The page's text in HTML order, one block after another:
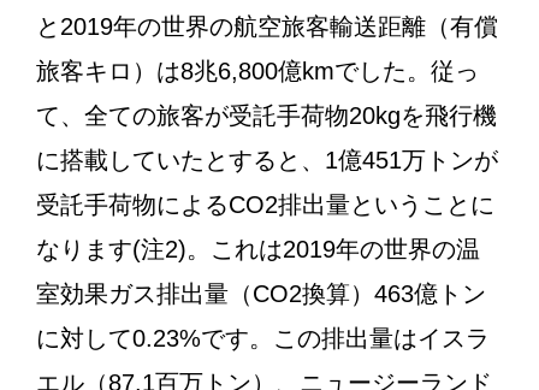
と2019年の世界の航空旅客輸送距離（有償
旅客キロ）は8兆6,800億kmでした。従っ
て、全ての旅客が受託手荷物20kgを飛行機
に搭載していたとすると、1億451万トンが
受託手荷物によるCO2排出量ということに
なります(注2)。これは2019年の世界の温
室効果ガス排出量（CO2換算）463億トン
に対して0.23%です。この排出量はイスラ
エル（87.1百万トン）、ニュージーランド